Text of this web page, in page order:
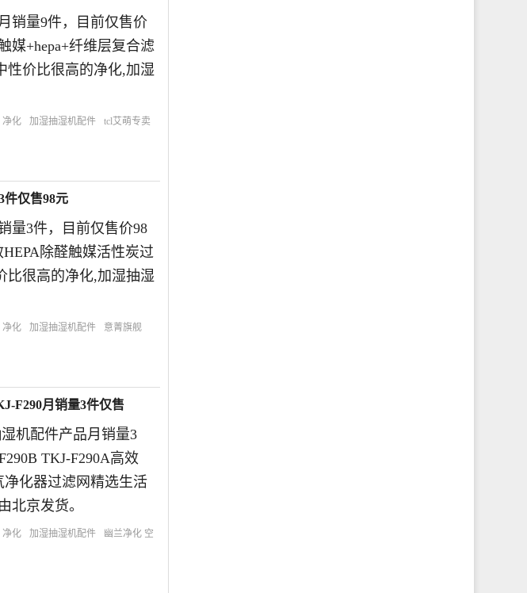
销量9件，目前仅售价
媒+hepa+纤维层复合滤
性价比很高的净化,加湿
净化 加湿抽湿机配件
tcl艾萌专卖
仅售98元
量3件，目前仅售价98
除醛触媒活性炭过
比很高的净化,加湿抽湿
净化 加湿抽湿机配件
意菁旗舰
F290月销量3件仅售
机配件产品月销量3
TKJ-F290A高效
净化器过滤网精选生活
北京发货。
净化 加湿抽湿机配件
幽兰净化 空